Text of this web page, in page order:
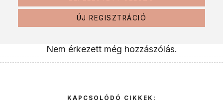
ÚJ REGISZTRÁCIÓ
Nem érkezett még hozzászólás.
KAPCSOLÓDÓ CIKKEK: